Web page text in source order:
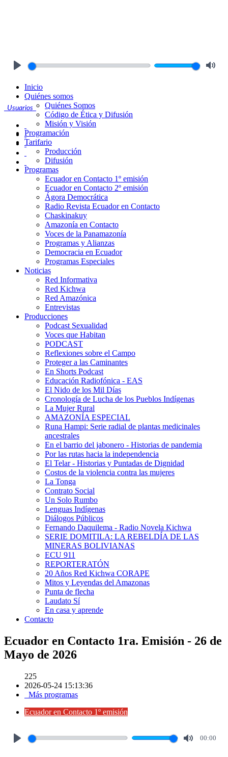
Usuarios
Inicio
Quiénes somos
Quiénes Somos
Código de Ética y Difusión
Misión y Visión
Programación
Tarifario
Producción
Difusión
Programas
Ecuador en Contacto 1º emisión
Ecuador en Contacto 2º emisión
Ágora Democrática
Radio Revista Ecuador en Contacto
Chaskinakuy
Amazonía en Contacto
Voces de la Panamazonía
Programas y Alianzas
Democracia en Ecuador
Programas Especiales
Noticias
Red Informativa
Red Kichwa
Red Amazónica
Entrevistas
Producciones
Podcast Sexualidad
Voces que Habitan
PODCAST
Reflexiones sobre el Campo
Proteger a las Caminantes
En Shorts Podcast
Educación Radiofónica - EAS
El Nido de los Mil Días
Cronología de Lucha de los Pueblos Indígenas
La Mujer Rural
AMAZONÍA ESPECIAL
Runa Hampi: Serie radial de plantas medicinales
ancestrales
En el barrio del jabonero - Historias de pandemia
Por las rutas hacia la independencia
El Telar - Historias y Puntadas de Dignidad
Costos de la violencia contra las mujeres
La Tonga
Contrato Social
Un Solo Rumbo
Lenguas Indígenas
Diálogos Públicos
Fernando Daquilema - Radio Novela Kichwa
SERIE DOMITILA: LA REBELDÍA DE LAS
MINERAS BOLIVIANAS
ECU 911
REPORTERATÓN
20 Años Red Kichwa CORAPE
Mitos y Leyendas del Amazonas
Punta de flecha
Laudato Sí
En casa y aprende
Contacto
Ecuador en Contacto 1ra. Emisión - 26 de
Mayo de 2026
225
2026-05-24 15:13:36
Más programas
Ecuador en Contacto 1º emisión
00:00